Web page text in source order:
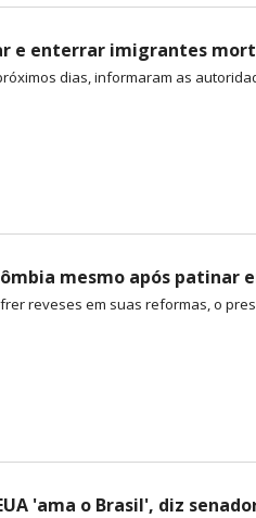
e enterrar imigrantes
dias, informaram as
mesmo após patinar
reveses em suas reformas, o
'ama o Brasil', diz